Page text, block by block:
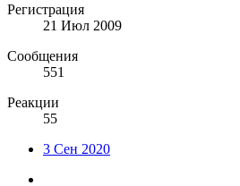
Регистрация
21 Июл 2009
Сообщения
551
Реакции
55
3 Сен 2020